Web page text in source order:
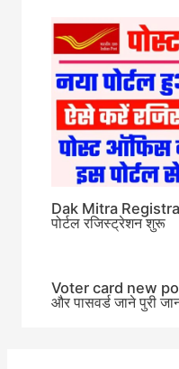
Dak Mitra
पोर्टल रजिस्ट्रेशन शुरू
Voter card new
और पासवर्ड जाने पुरी